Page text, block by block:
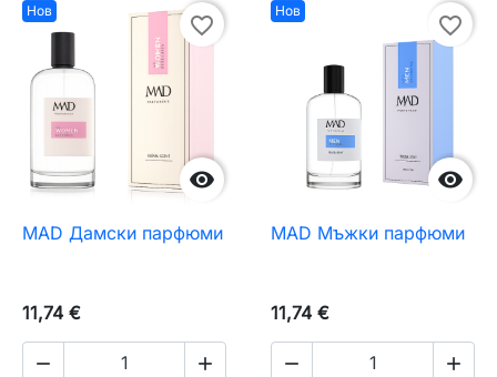
Нов

favorite_border
MAD Дамски парфюми
11,74 €
 
Нов

favorite_border
MAD Мъжки парфюми
11,74 €
 